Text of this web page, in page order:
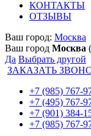
КОНТАКТЫ
ОТЗЫВЫ
Ваш город: Москва
Ваш город Москва
Да Выбрать другой
ЗАКАЗАТЬ
+7 (985) 767-
+7 (495) 767-
+7 (901) 384-
+7 (985) 767-